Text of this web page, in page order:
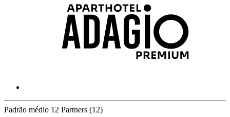
Padrão médio 12 Partners (12)